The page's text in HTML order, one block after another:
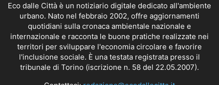
Eco dalle Città è un notiziario digitale dedicato all'ambiente
urbano. Nato nel febbraio 2002, offre aggiornamenti
quotidiani sulla cronaca ambientale nazionale e
internazionale e racconta le buone pratiche realizzate nei
territori per sviluppare l'economia circolare e favorire
l'inclusione sociale. È una testata registrata presso il
tribunale di Torino (iscrizione n. 58 del 22.05.2007).